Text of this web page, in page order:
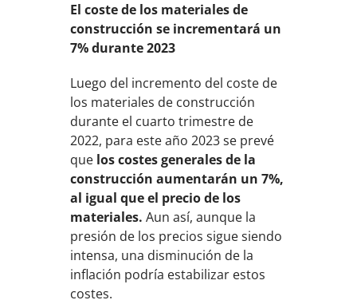
El coste de los materiales de
construcción se incrementará un
7% durante 2023
Luego del incremento del coste de
los materiales de construcción
durante el cuarto trimestre de
2022, para este año 2023 se prevé
que los costes generales de la
construcción aumentarán un 7%,
al igual que el precio de los
materiales.Aun así, aunque la
presión de los precios sigue siendo
intensa, una disminución de la
inflación podría estabilizar estos
costes.